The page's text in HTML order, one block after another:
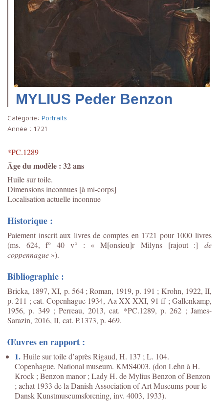
MYLIUS Peder Benzon
Catégorie: Portraits
Année : 1721
*PC.1289
Âge du modèle : 32 ans
Huile sur toile.
Dimensions inconnues [à mi-corps]
Localisation actuelle inconnue
Historique :
Paiement inscrit aux livres de comptes en 1721 pour 1000 livres
(ms. 624, f° 40 v° : « M[onsieu]r Milyns [rajout :] de
coppennague »).
Bibliographie :
Bricka, 1897, XI, p. 564 ; Roman, 1919, p. 191 ; Krohn, 1922, II,
p. 211 ; cat. Copenhague 1934, Aa XX-XXI, 91 ff ; Gallenkamp,
1956, p. 349 ; Perreau, 2013, cat. *PC.1289, p. 262 ; James-
Sarazin, 2016, II, cat. P.1373, p. 469.
Œuvres en rapport :
1. Huile sur toile d’après Rigaud, H. 137 ; L. 104.
Copenhague, National museum. KMS4003. (don Lehn à H.
Krock ; Benzon manor ; Lady H. de Mylius Benzon of Benzon
; achat 1933 de la Danish Association of Art Museums pour le
Dansk Kunstmuseumsforening, inv. 4003, 1933).